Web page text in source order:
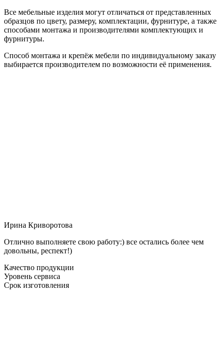
Все мебельные изделия могут отличаться от представленных
образцов по цвету, размеру, комплектации, фурнитуре, а также
способами монтажа и производителями комплектующих и
фурнитуры.
Способ монтажа и крепёж мебели по индивидуальному заказу
выбирается производителем по возможности её применения.
Ирина Криворотова
Отлично выполняете свою работу:) все остались более чем
довольны, респект!)
Качество продукции
Уровень сервиса
Срок изготовления